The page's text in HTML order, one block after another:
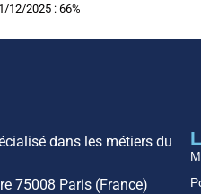
12/2025 : 66%
dans les métiers du
75008 Paris (France)